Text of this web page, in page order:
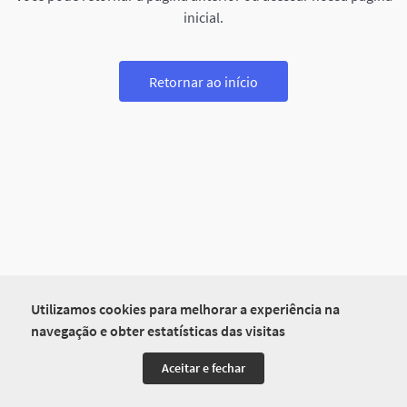
Utilizamos cookies para melhorar a experiência na
navegação e obter estatísticas das visitas
Aceitar e fechar
inicial.
Retornar ao início